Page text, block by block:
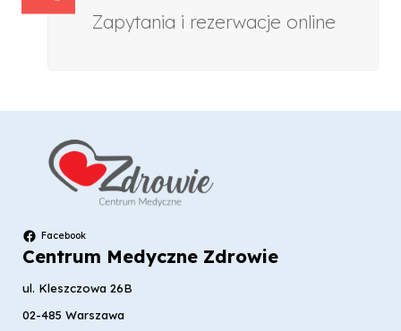
Zapytania i rezerwacje online
Facebook
Centrum Medyczne Zdrowie
ul. Kleszczowa 26B
02-485 Warszawa